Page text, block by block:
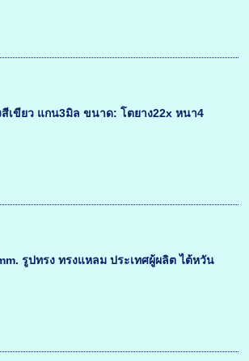
เขียว แกน3มิล ขนาด: โตยาง22x หนา4
รูปทรง ทรงแหลม ประเทศผู้ผลิต ไต้หวัน